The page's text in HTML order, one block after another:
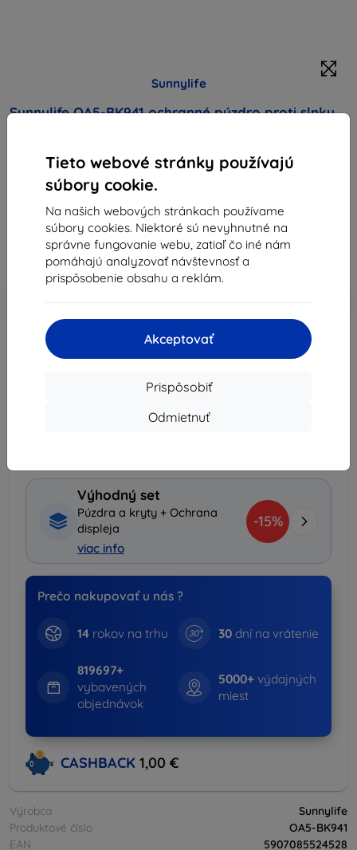
Tieto webové stránky používajú
súbory cookie.
Na našich webových stránkach používame
súbory cookies. Niektoré sú nevyhnutné na
správne fungovanie webu, zatiaľ čo iné nám
pomáhajú analyzovať návštevnosť a
prispôsobenie obsahu a reklám.
Akceptovať
Prispôsobiť
Odmietnuť
Sunnylife
Sunnylife OA5-BK941 ochranné púzdro proti slnku
Vhodné pre: DJI Osmo Action 5 Pro
Popis a špecifikácia
9,90 €
9,41 €
Cena bez DPH7,65 €
Na sklade 3 ks
Do košíka
Výhodný set
Púzdra a kryty + Ochrana
displeja
viac info
-15%
Prečo nakupovať u nás ?
14rokov na trhu 30 dní na vrátenie
819697+
vybavených
objednávok
5000+ výdajných
miest
CASHBACK 1,00 €
Výrobca
Sunnylife
Produktové číslo
OA5-BK941
EAN
5907085524528